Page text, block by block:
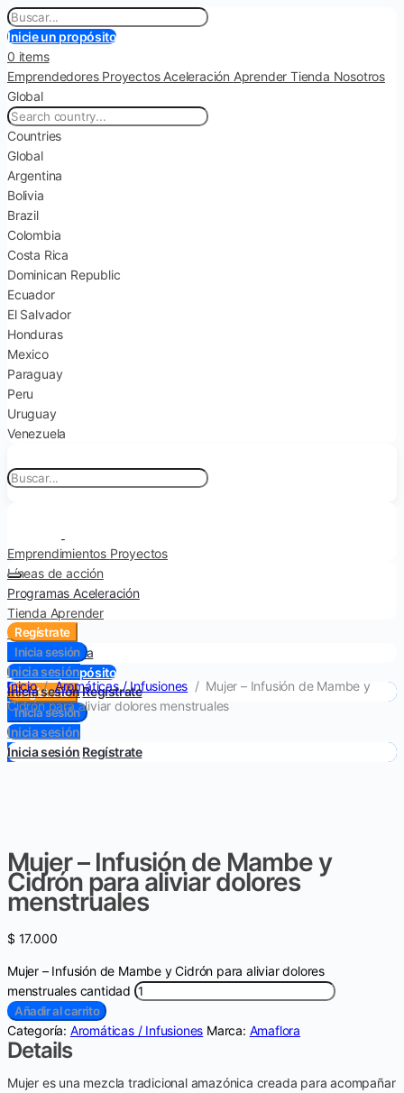
Inicie un propósito
0 items
Emprendedores Proyectos Aceleración AprenderTienda Nosotros
Global
Countries
Global
Argentina
Bolivia
Brazil
Colombia
Costa Rica
Dominican Republic
Ecuador
El Salvador
Honduras
Mexico
Paraguay
Peru
Uruguay
Venezuela
Emprendimientos Proyectos
Líneas de acción
Programas Aceleración
Tienda Aprender
Nosotros
Cómo funciona
Inicie un propósito
Regístrate
Inicia sesión
Inicia sesión
Inicia sesión Regístrate
Regístrate
Inicia sesión
Inicia sesión
Inicia sesiónRegístrate
Inicio/Aromáticas / Infusiones / Mujer – Infusión de Mambe y
Cidrón para aliviar dolores menstruales
Mujer – Infusión de Mambe y
Cidrón para aliviar dolores
menstruales
$ 17.000
Mujer – Infusión de Mambe y Cidrón para aliviar dolores
menstruales cantidad
Añadir al carrito
Categoría: Aromáticas / Infusiones Marca: Amaflora
Details
Mujer es una mezcla tradicional amazónica creada para acompañar